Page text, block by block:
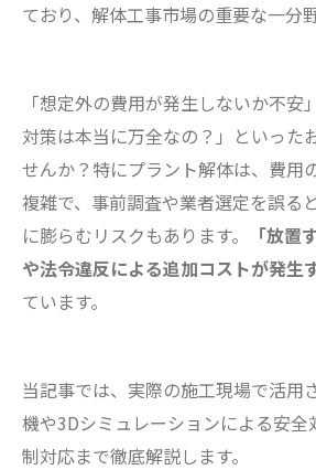
ており、解体工事市場の重要な一分
「想定外の費用が発生しないか不安
対策は本当に万全なの？」といった
せんか？特にプラント解体は、費用
複雑で、事前調査や業者選定を誤る
に膨らむリスクもあります。
「放置
や法令違反による追加コストが発生
ています。
当記事では、実際の施工現場で活用
機や3Dシミュレーションによる安全
制対応まで徹底解説します。